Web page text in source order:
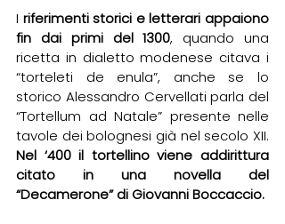
I riferimenti storici e letterari appaiono
fin dai primi del 1300, quando una
ricetta in dialetto modenese citava i
“torteleti de enula”, anche se lo
storico Alessandro Cervellati parla del
“Tortellum ad Natale” presente nelle
Nel ‘400 il tortellino viene addirittura
citato in una novella del
“Decamerone” di Giovanni Boccaccio.